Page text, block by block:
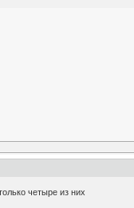
четыре из них